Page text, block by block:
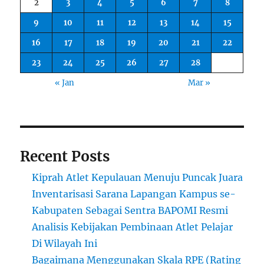
2
3 4 5 6 7
8
9
10 11 12 13 14
15
16
17 18 19 20 21
22
23
24 25 26 27
28
« Jan
Mar »
Recent Posts
Kiprah Atlet Kepulauan Menuju Puncak Juara
Inventarisasi Sarana Lapangan Kampus se-
Kabupaten Sebagai Sentra BAPOMI Resmi
Analisis Kebijakan Pembinaan Atlet Pelajar
Di Wilayah Ini
Bagaimana Menggunakan Skala RPE (Rating